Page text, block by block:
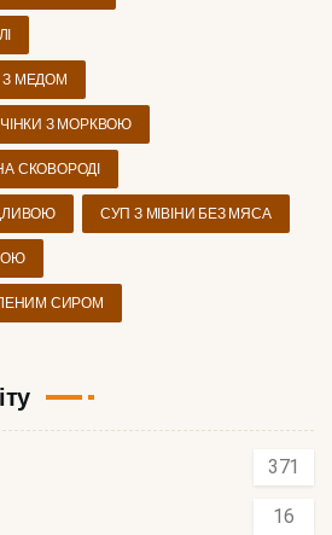
МЕДОМ
З МОРКВОЮ
СКОВОРОДІ
СУП З МІВІНИ БЕЗ МЯСА
СИРОМ
371
16